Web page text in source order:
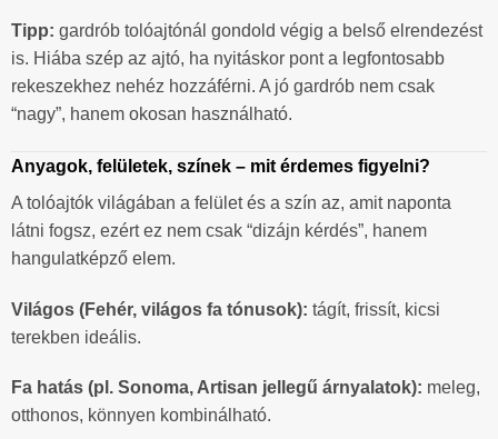
Tipp: gardrób tolóajtónál gondold végig a belső elrendezést
is. Hiába szép az ajtó, ha nyitáskor pont a legfontosabb
rekeszekhez nehéz hozzáférni. A jó gardrób nem csak
“nagy”, hanem okosan használható.
Anyagok, felületek, színek – mit érdemes figyelni?
A tolóajtók világában a felület és a szín az, amit naponta
látni fogsz, ezért ez nem csak “dizájn kérdés”, hanem
hangulatképző elem.
Világos (Fehér, világos fa tónusok): tágít, frissít, kicsi
terekben ideális.
Fa hatás (pl. Sonoma, Artisan jellegű árnyalatok): meleg,
otthonos, könnyen kombinálható.